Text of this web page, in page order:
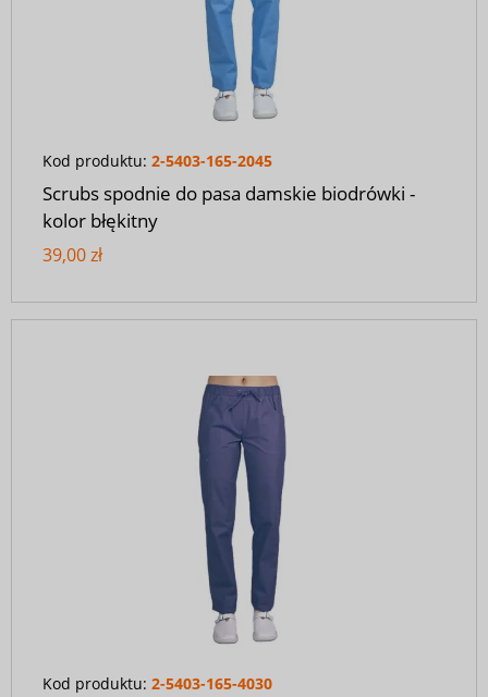
Kod produktu: 2-5403-165-2045
Scrubs spodnie do pasa damskie biodrówki -
kolor błękitny
39,00 zł
Kod produktu: 2-5403-165-4030